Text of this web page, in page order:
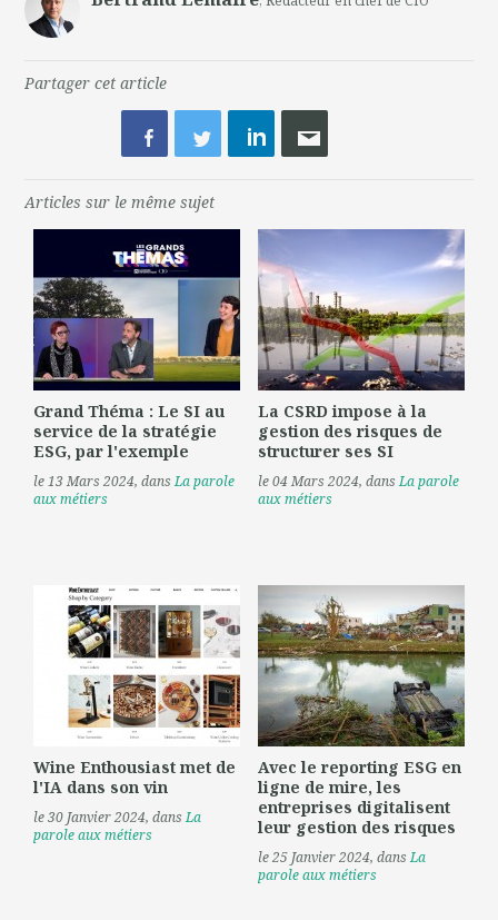
Partager cet article
Articles sur le même sujet
Grand Théma : Le SI au
service de la stratégie
ESG, par l'exemple
le 13 Mars 2024, dansLa parole
aux métiers
La CSRD impose à la
gestion des risques de
structurer ses SI
le 04 Mars 2024, dansLa parole
aux métiers
Wine Enthousiast met de
l'IA dans son vin
le 30 Janvier 2024, dansLa
parole aux métiers
Avec le reporting ESG en
ligne de mire, les
entreprises digitalisent
leur gestion des risques
le 25 Janvier 2024, dansLa
parole aux métiers